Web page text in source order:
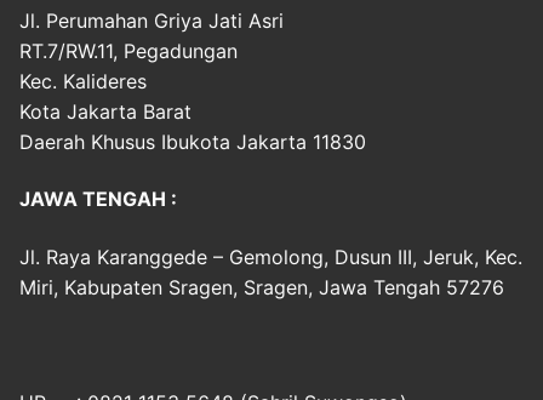
Jl. Perumahan Griya Jati Asri
RT.7/RW.11, Pegadungan
Kec. Kalideres
Kota Jakarta Barat
Daerah Khusus Ibukota Jakarta 11830
JAWA TENGAH :
Jl. Raya Karanggede – Gemolong, Dusun III, Jeruk, Kec.
Miri, Kabupaten Sragen, Sragen, Jawa Tengah 57276